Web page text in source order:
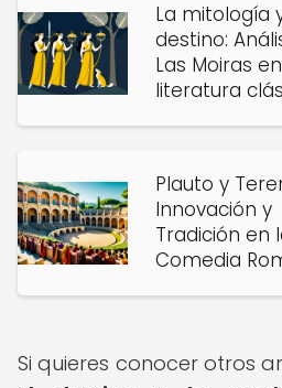
La mitología
destino:
Las Moiras
literatura
Plauto y
Innovación y
Tradición en
Comedia
Si quieres conocer otros